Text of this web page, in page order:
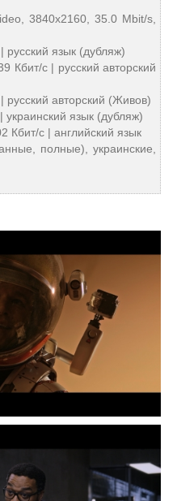
3840x2160, 35.0 Mbit/s,
язык (дубляж)
Кбит/с | русский авторский
авторский (Живов)
язык (дубляж)
Кбит/с | английский язык
полные), украинские,